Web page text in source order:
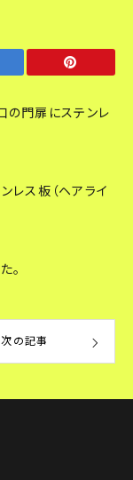
門扉にステンレ
レス板（ヘアライ
。
次の記事